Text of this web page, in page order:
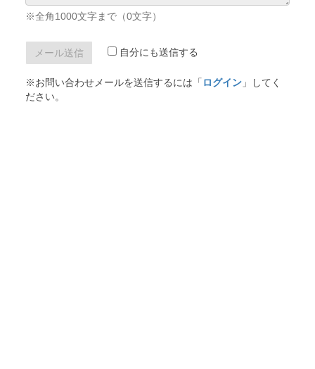
※全角1000文字まで（0文字）
自分にも送信する
※お問い合わせメールを送信するには「 ログイン」してく
ださい。